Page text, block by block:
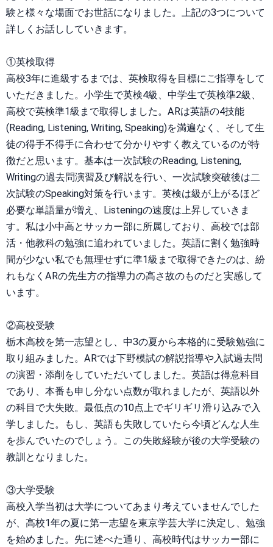
験と様々な場面でお世話になりました。上記の3つについて
詳しくお話ししていきます。
①英検取得
高校3年に進級するまでは、英検取得を目標にご指導をして
いただきました。小学生で英検4級、中学生で英検準2級、
高校で英検準1級まで取得しました。ARは英語の4技能
(Reading, Listening, Writing, Speaking)を満遍なく、そして生
徒の得手不得手に合わせて分かりやすく教えているのが特
徴だと思います。基本は一次試験のReading, Listening,
Writingの過去問演習及び解説を行い、一次試験突破後は二
次試験のSpeaking対策を行います。英検は級が上がるほど
必要な単語量が増え、Listeningの速度は上昇していきま
す。私は小中高とサッカー部に所属しており、高校では部
活・他教科の勉強に追われていました。英語に割く勉強時
間が少ない私でも無理せずに準1級まで取得できたのは、紛
れもなくARの先生方の指導力の高さ故のものだと実感して
います。
②高校受験
栃木高校を第一志望とし、中3の夏から本格的に受験勉強に
取り組みました。ARでは下野模試の解説指導や入試過去問
の演習・添削をしていただいてしました。英語は得意科目
であり、本番も申し分ない点数が取れましたが、英語以外
の科目で大失敗。最低点の10点上でギリギリ滑り込みで入
学しました。もし、英語も失敗していたら今頃どんな人生
を歩んでいたのでしょう。この失敗経験が後の大学受験の
教訓となりました。
③大学受験
高校入学当初は大学についてあまり考えていませんでした
が、高校1年の夏に第一志望を東京学芸大学に決定し、勉強
を始めました。先に述べた通り、高校時代はサッカー部に